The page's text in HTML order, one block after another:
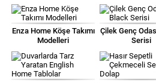
Enza Home Köşe Takımı
Modelleri
Çilek Genç
Serisi